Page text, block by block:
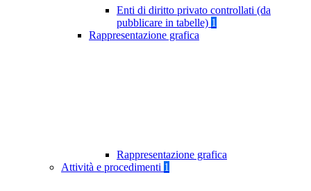
Enti di diritto privato controllati (da
pubblicare in tabelle) 1
Rappresentazione grafica
Rappresentazione grafica
Attività e procedimenti 1